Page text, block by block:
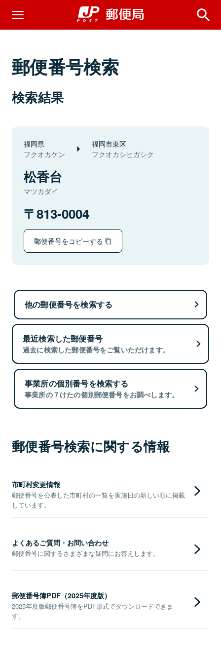
郵便番号検索
検索結果
福岡県
フクオカケン
福岡市東区
フクオカシヒガシク
松香台
マツカダイ
813-0004
郵便番号をコピーする
他の郵便番号を検索する
最近検索した郵便番号
過去に検索した郵便番号をご覧いただけます。
事業所の個別番号を検索する
事業所の７けたの個別郵便番号をお調べします。
郵便番号検索に関する情報
市町村変更情報
郵便番号を公表した市町村の一覧を実施日の新しい順に掲載
しています。
よくあるご質問・お問い合わせ
郵便番号に関するさまざまな疑問にお答えします。
郵便番号簿PDF（2025年度版）
2025年度版郵便番号簿をPDF形式でダウンロードできま
す。